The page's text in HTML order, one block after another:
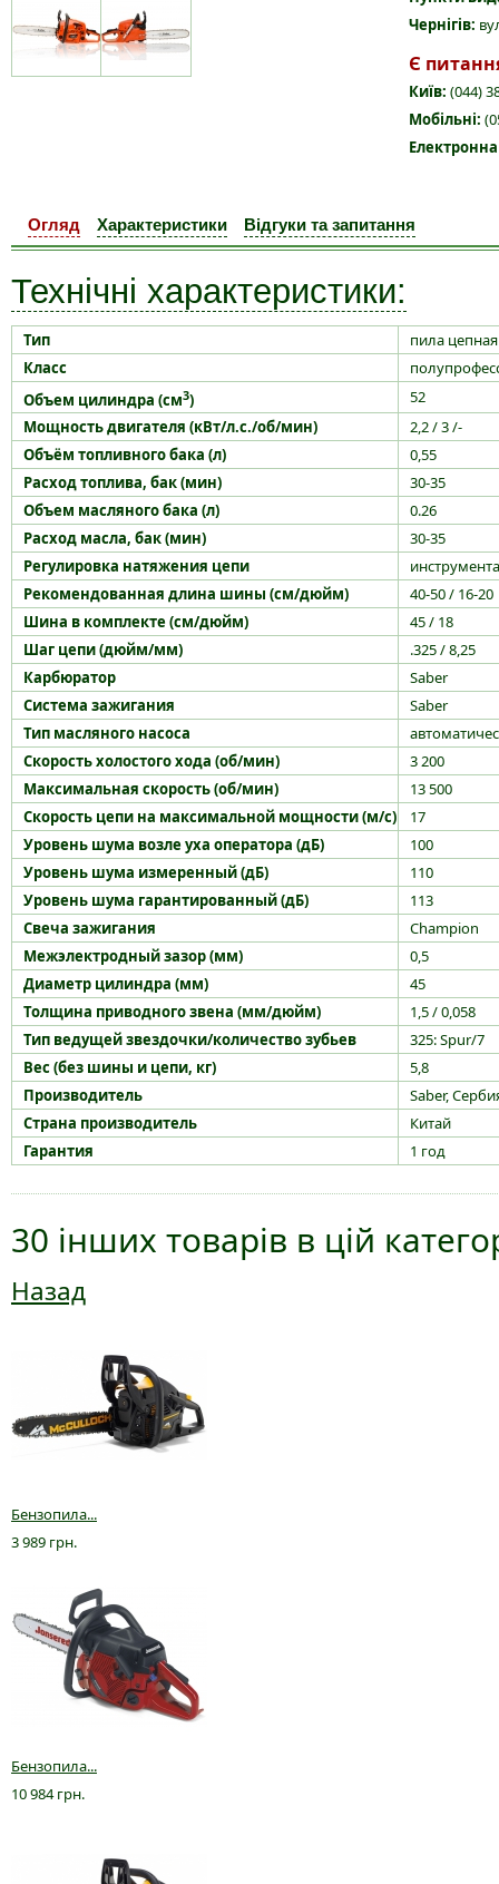
Чернігів:
Є
Київ: (044)
Мобільні:
Огляд Характеристики Відгуки та запитання
Технічні характеристики:
Тип
пила
Класс
Объем цилиндра (см3)
52
Мощность двигателя (кВт/л.с./об/мин)
2,2 / 3 /-
Объём топливного бака (л)
0,55
Расход топлива, бак (мин)
30-35
Объем масляного бака (л)
0.26
Расход масла, бак (мин)
30-35
Регулировка натяжения цепи
Рекомендованная длина шины (см/дюйм)
40-50 / 16-20
Шина в комплекте (см/дюйм)
45 / 18
Шаг цепи (дюйм/мм)
.325 / 8,25
Карбюратор
Saber
Система зажигания
Saber
Тип масляного насоса
Скорость холостого хода (об/мин)
3 200
Максимальная скорость (об/мин)
13 500
Скорость цепи на максимальной мощности (м/с)
17
Уровень шума возле уха оператора (дБ)
100
Уровень шума измеренный (дБ)
110
Уровень шума гарантированный (дБ)
113
Свеча зажигания
Champion
Межэлектродный зазор (мм)
0,5
Диаметр цилиндра (мм)
45
Толщина приводного звена (мм/дюйм)
1,5 / 0,058
Тип ведущей звездочки/количество зубьев
325: Spur/7
Вес (без шины и цепи, кг)
5,8
Производитель
Saber,
Страна производитель
Китай
Гарантия
1 год
30 інших товарів в цій
Назад
Бензопила...
3 989 грн.
Бензопила...
10 984 грн.